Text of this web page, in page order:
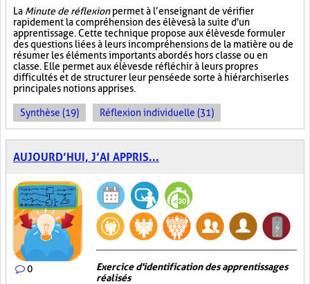
La Minute de réflexionpermet à l’enseignant de vérifier
rapidement la compréhension des élèves à la suite d'un
apprentissage. Cette technique propose aux élèves de formuler
des questions liées à leurs incompréhensions de la matière ou de
résumer les éléments importants abordés hors classe ou en
classe. Elle permet aux élèves de réfléchir à leurs propres
difficultés et de structurer leur pensée de sorte à hiérarchiser les
principales notions apprises.
Synthèse (19) Réflexion individuelle (31)
AUJOURD’HUI, J’AI APPRIS...
0
Exercice d'identification des apprentissages
réalisés